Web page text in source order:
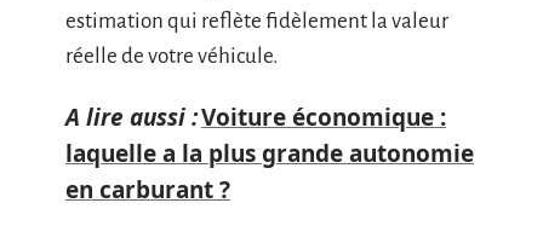
estimation qui reflète fidèlement la valeur
réelle de votre véhicule.
A lire aussi :Voiture économique :
laquelle a la plus grande autonomie
en carburant ?